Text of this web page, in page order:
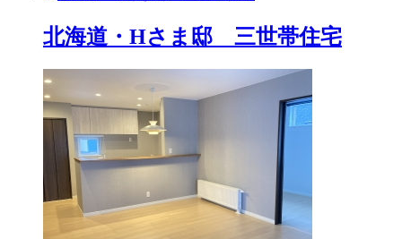
北海道・Hさま邸 三世帯住宅